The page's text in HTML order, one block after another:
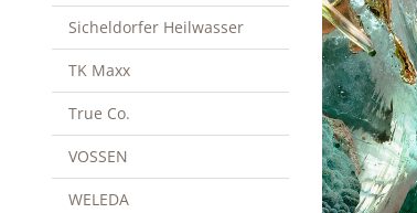
Sicheldorfer Heilwasser
TK Maxx
True Co.
VOSSEN
WELEDA